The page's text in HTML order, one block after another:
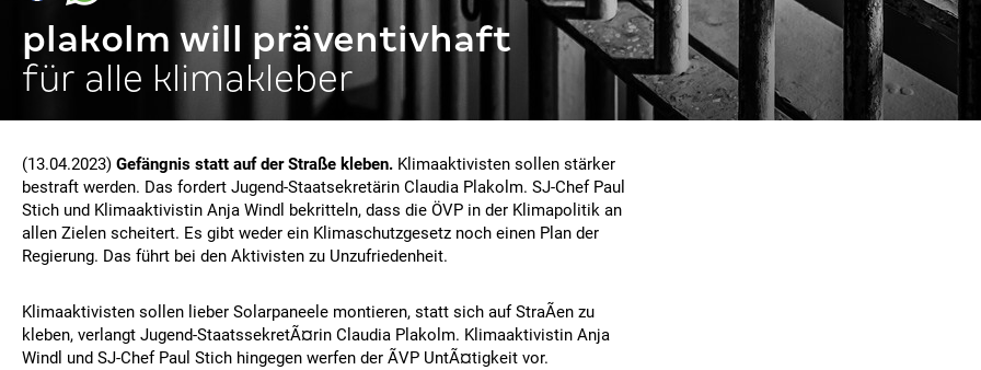
plakolm will präventivhaft
für alle klimakleber
(13.04.2023) Gefängnis statt auf der Straße kleben. Klimaaktivisten sollen stärker
bestraft werden. Das fordert Jugend-Staatsekretärin Claudia Plakolm. SJ-Chef Paul
Stich und Klimaaktivistin Anja Windl bekritteln, dass die ÖVP in der Klimapolitik an
allen Zielen scheitert. Es gibt weder ein Klimaschutzgesetz noch einen Plan der
Regierung. Das führt bei den Aktivisten zu Unzufriedenheit.
Klimaaktivisten sollen lieber Solarpaneele montieren, statt sich auf StraÃen zu
kleben, verlangt Jugend-StaatssekretÃ¤rin Claudia Plakolm. Klimaaktivistin Anja
Windl und SJ-Chef Paul Stich hingegen werfen der ÃVP UntÃ¤tigkeit vor.